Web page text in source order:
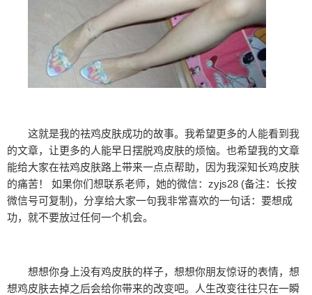
这就是我的祛鸡皮肤成功的故事。我希望更多的人能看到我
的文章，让更多的人能早日摆脱鸡皮肤的烦恼。也希望我的文章
能给大家在祛鸡皮肤路上带来一点点帮助，因为我深知长鸡皮肤
的痛苦！ 如果你们想联系老师，她的微信：zyjs28 (备注：长按
微信号可复制)，分享给大家一句我非常喜欢的一句话：要想成
功，就不要放过任何一个机会。
想想你身上没有鸡皮肤的样子，想想你朋友惊讶的表情，想
想鸡皮肤去掉之后会给你带来的改变吧。人生改变往往只在一瞬